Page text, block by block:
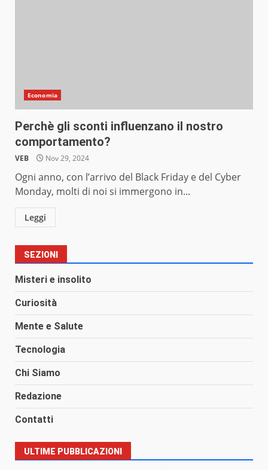
Economia
Perchè gli sconti influenzano il nostro
comportamento?
VEB Nov 29, 2024
Ogni anno, con l’arrivo del Black Friday e del Cyber
Monday, molti di noi si immergono in...
Leggi
SEZIONI
Misteri e insolito
Curiosità
Mente e Salute
Tecnologia
Chi Siamo
Redazione
Contatti
ULTIME PUBBLICAZIONI